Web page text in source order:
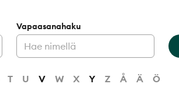
Vapaasanahaku
T U V W X Y Z Å Ä Ö